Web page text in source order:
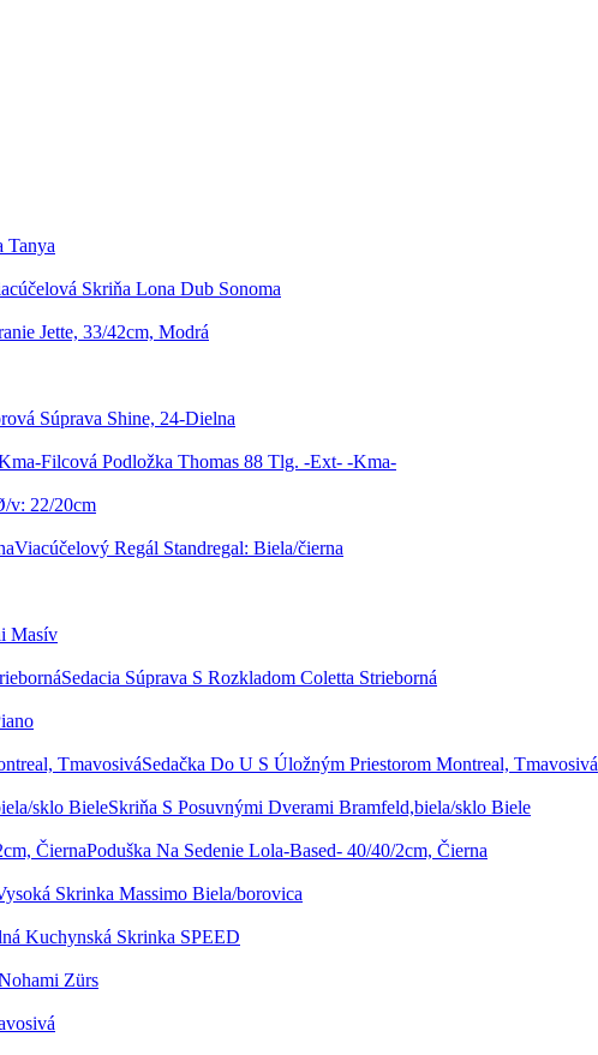
Tanya
Skriňa Lona Dub Sonoma
Jette, 33/42cm, Modrá
Súprava Shine, 24-Dielna
Filcová Podložka Thomas 88 Tlg. -Ext- -Kma-
v: 22/20cm
Viacúčelový Regál Standregal: Biela/čierna
Masív
Sedacia Súprava S Rozkladom Coletta Strieborná
Sedačka Do U S Úložným Priestorom Montreal, Tmavosivá
Skriňa S Posuvnými Dverami Bramfeld,biela/sklo Biele
Poduška Na Sedenie Lola-Based- 40/40/2cm, Čierna
Skrinka Massimo Biela/borovica
Kuchynská Skrinka SPEED
Zürs